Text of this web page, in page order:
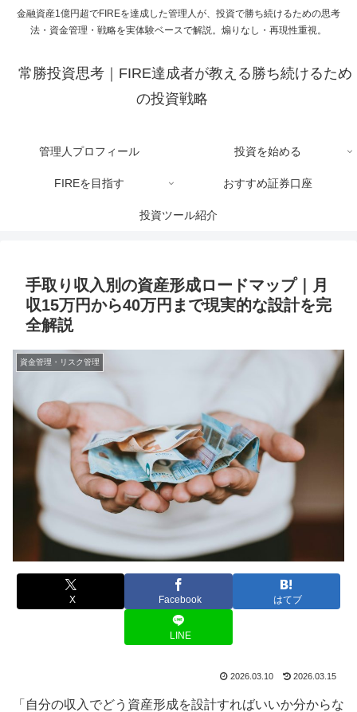
金融資産1億円超でFIREを達成した管理人が、投資で勝ち続けるための思考
法・資金管理・戦略を実体験ベースで解説。煽りなし・再現性重視。
常勝投資思考｜FIRE達成者が教える勝ち続けるため
の投資戦略
管理人プロフィール 投資を始める
FIREを目指す おすすめ証券口座
投資ツール紹介
手取り収入別の資産形成ロードマップ｜月
収15万円から40万円まで現実的な設計を完
全解説
資金管理・リスク管理
X Facebook はてブ
LINE
2026.03.10 2026.03.15
「自分の収入でどう資産形成を設計すればいいか分からな